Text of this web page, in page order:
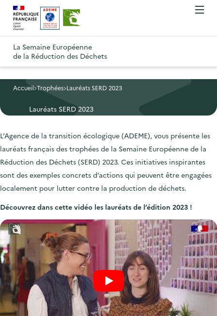
n
v
i
g
a
t
i
n
p
r
n
c
i
o
t
e
n
u
p
r
n
c
i
a
R
e
t
o
u
r
à
a
a
a
c
c
l
R
e
t
u
à
a
p
a
g
e
d
'
a
c
u
i
l
La Semaine Européenne
de la Réduction des Déchets
O
r
l
e
u
Accueil Trophées Lauréats SERD 2023
Lauréats SERD 2023
L’Agence de la transition écologique (ADEME), vous présente les
lauréats français des trophées de la Semaine Européenne de la
Réduction des Déchets (SERD) 2023. Ces initiatives inspirantes
sont des exemples concrets d’actions qui peuvent être engagées
localement pour lutter contre la production de déchets.
Découvrez dans cette vidéo les lauréats de l’édition 2023 !
Gestion des cookies